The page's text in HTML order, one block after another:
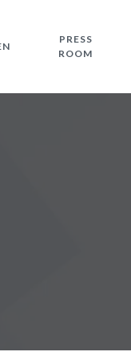
PRESS
ROOM